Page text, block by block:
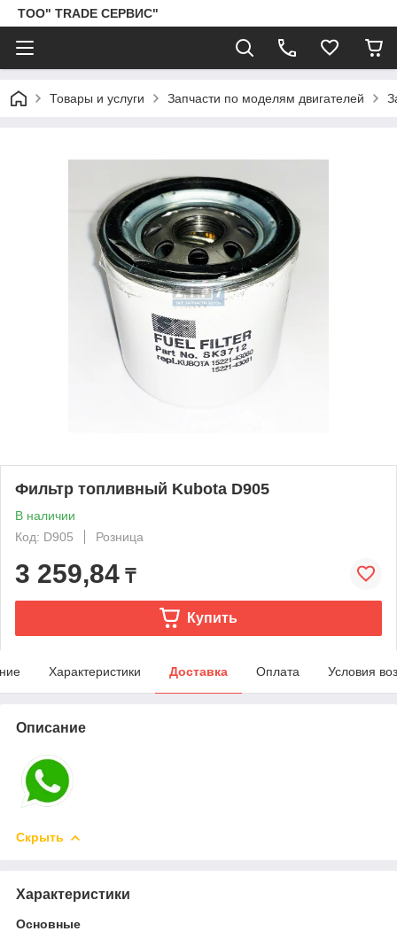
ТОО" TRADE СЕРВИС"
Товары и услуги Запчасти по моделям двигателей
Фильтр топливный Kubota D905
В наличии
Код: D905
Розница
3 259,84 ₸
Купить
Характеристики Доставка Оплата Условия
Описание
Скрыть
Характеристики
Основные